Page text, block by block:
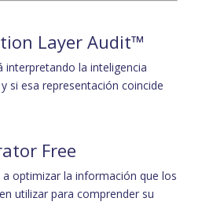
Layer Audit™
interpretando la inteligencia
si esa representación coincide
Free
optimizar la información que los
utilizar para comprender su